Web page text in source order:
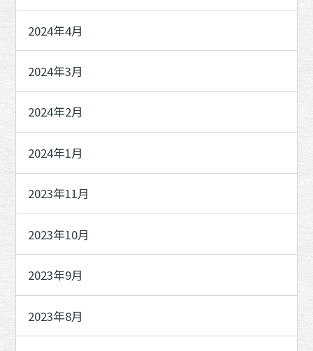
2024年4月
2024年3月
2024年2月
2024年1月
2023年11月
2023年10月
2023年9月
2023年8月